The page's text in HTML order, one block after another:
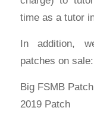
time as a tutor
In addition,
patches on sale:
Big FSMB Patch
2019 Patch